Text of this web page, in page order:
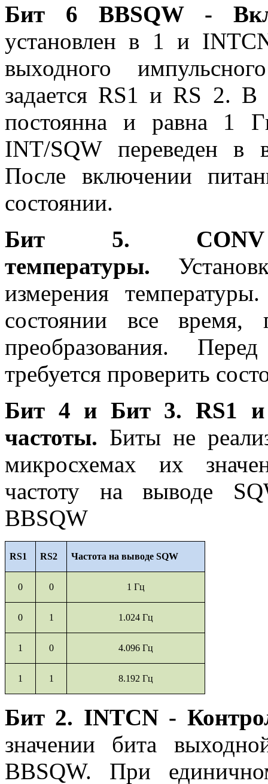
Бит 6 BBSQW -
установлен в 1 и
выходного
задается RS1 и RS 2. В
постоянна и равна 1
INT/SQW переведен в
После включении
состоянии.
Бит 5. CONV
температуры.
измерения
состоянии все время,
преобразования.
требуется проверить
Бит 4 и Бит 3. RS1 и
частоты. Биты не
микросхемах их
частоту на выводе
BBSQW
RS1 RS2 Частота на выводе SQW
0 0 1 Гц
0 1 1.024 Гц
1 0 4.096 Гц
1 1 8.192 Гц
Бит 2. INTCN -
значении бита
BBSQW. При